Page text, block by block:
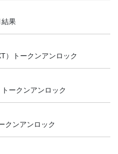
果
）トークンアンロック
ークンアンロック
クンアンロック